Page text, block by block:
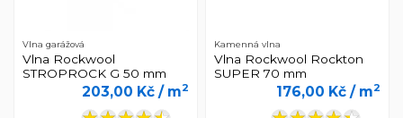
Vlna garážová
Vlna Rockwool
STROPROCK G 50 mm
203,00 Kč / m2
Kamenná vlna
Vlna Rockwool Rockton
SUPER 70 mm
176,00 Kč / m2